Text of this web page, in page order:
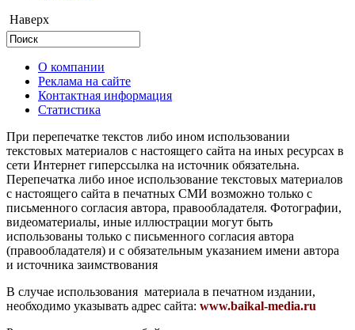
Наверх
О компании
Реклама на сайте
Контактная информация
Статистика
При перепечатке текстов либо ином использовании
текстовых материалов с настоящего сайта на иных ресурсах в
сети Интернет гиперссылка на источник обязательна.
Перепечатка либо иное использование текстовых материалов
с настоящего сайта в печатных СМИ возможно только с
письменного согласия автора, правообладателя. Фотографии,
видеоматериалы, иные иллюстрации могут быть
использованы только с письменного согласия автора
(правообладателя) и с обязательным указанием имени автора
и источника заимствования
В случае использования материала в печатном издании,
необходимо указывать адрес сайта: www.baikal-media.ru